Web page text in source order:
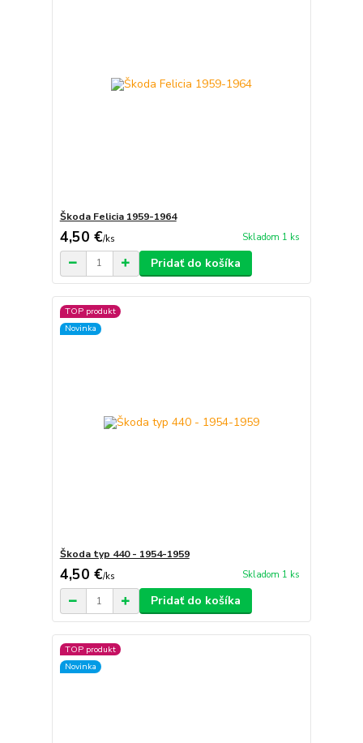
Škoda Felicia 1959-1964
4,50 €/ks Skladom 1 ks
Pridať do košíka
TOP produkt
Novinka
Škoda typ 440 - 1954-1959
4,50 €/ks Skladom 1 ks
Pridať do košíka
TOP produkt
Novinka